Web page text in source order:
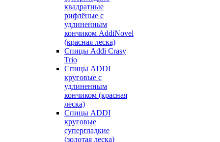
квадратные
рифлёные с
удлиненным
кончиком AddiNovel
(красная леска)
Спицы Addi Crasy
Trio
Спицы ADDI
круговые с
удлиненным
кончиком (красная
леска)
Спицы ADDI
круговые
супергладкие
(золотая леска)